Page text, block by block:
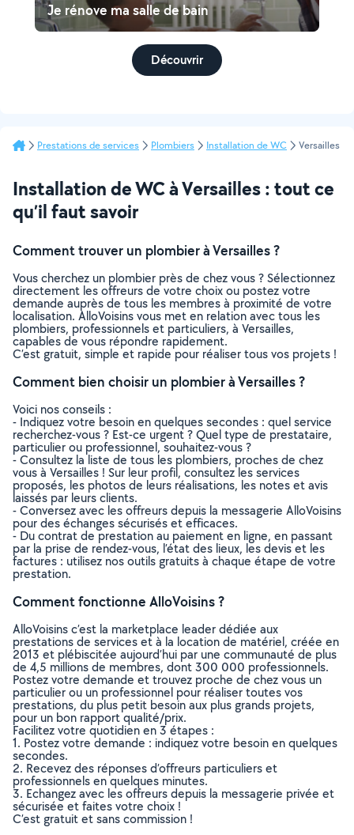
Je rénove ma salle de bain
Découvrir
Prestations de services Plombiers Installation de WC Versailles
Installation de WC à Versailles : tout ce
qu’il faut savoir
Comment trouver un plombier à Versailles ?
Vous cherchez un plombier près de chez vous ? Sélectionnez
directement les offreurs de votre choix ou postez votre
demande auprès de tous les membres à proximité de votre
localisation. AlloVoisins vous met en relation avec tous les
plombiers, professionnels et particuliers, à Versailles,
capables de vous répondre rapidement.
C’est gratuit, simple et rapide pour réaliser tous vos projets !
Comment bien choisir un plombier à Versailles ?
Voici nos conseils :
- Indiquez votre besoin en quelques secondes : quel service
recherchez-vous ? Est-ce urgent ? Quel type de prestataire,
particulier ou professionnel, souhaitez-vous ?
- Consultez la liste de tous les plombiers, proches de chez
vous à Versailles ! Sur leur profil, consultez les services
proposés, les photos de leurs réalisations, les notes et avis
laissés par leurs clients.
- Conversez avec les offreurs depuis la messagerie AlloVoisins
pour des échanges sécurisés et efficaces.
- Du contrat de prestation au paiement en ligne, en passant
par la prise de rendez-vous, l’état des lieux, les devis et les
factures : utilisez nos outils gratuits à chaque étape de votre
prestation.
Comment fonctionne AlloVoisins ?
AlloVoisins c’est la marketplace leader dédiée aux
prestations de services et à la location de matériel, créée en
2013 et plébiscitée aujourd’hui par une communauté de plus
de 4,5 millions de membres, dont 300 000 professionnels.
Postez votre demande et trouvez proche de chez vous un
particulier ou un professionnel pour réaliser toutes vos
prestations, du plus petit besoin aux plus grands projets,
pour un bon rapport qualité/prix.
Facilitez votre quotidien en 3 étapes :
1. Postez votre demande : indiquez votre besoin en quelques
secondes.
2. Recevez des réponses d’offreurs particuliers et
professionnels en quelques minutes.
3. Echangez avec les offreurs depuis la messagerie privée et
sécurisée et faites votre choix !
C’est gratuit et sans commission !